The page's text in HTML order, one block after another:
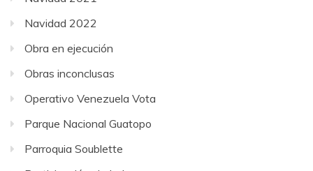
Navidad 2022
Obra en ejecución
Obras inconclusas
Operativo Venezuela Vota
Parque Nacional Guatopo
Parroquia Soublette